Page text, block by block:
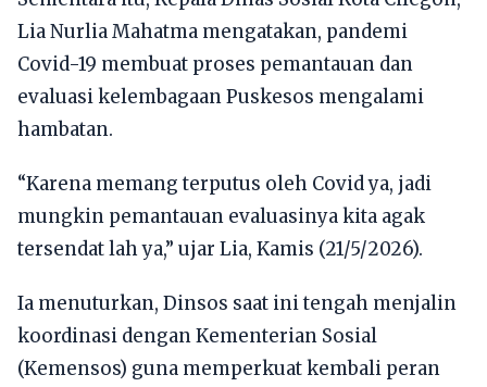
Lia Nurlia Mahatma mengatakan, pandemi
Covid-19 membuat proses pemantauan dan
evaluasi kelembagaan Puskesos mengalami
hambatan.
“Karena memang terputus oleh Covid ya, jadi
mungkin pemantauan evaluasinya kita agak
tersendat lah ya,” ujar Lia, Kamis (21/5/2026).
Ia menuturkan, Dinsos saat ini tengah menjalin
koordinasi dengan Kementerian Sosial
(Kemensos) guna memperkuat kembali peran